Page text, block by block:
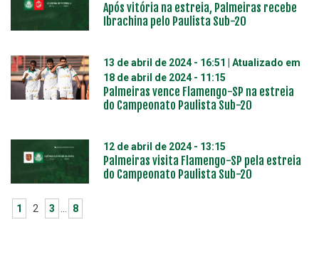
Após vitória na estreia, Palmeiras recebe
Ibrachina pelo Paulista Sub-20
13 de abril de 2024 - 16:51
| Atualizado em
18 de abril de 2024 - 11:15
Palmeiras vence Flamengo-SP na estreia
do Campeonato Paulista Sub-20
12 de abril de 2024 - 13:15
Palmeiras visita Flamengo-SP pela estreia
do Campeonato Paulista Sub-20
1 2 3 8